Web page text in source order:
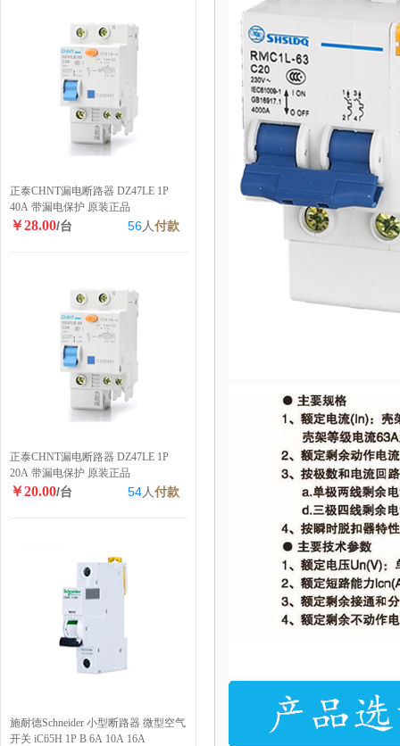
正泰CHNT漏电断路器 DZ47LE 1P
40A 带漏电保护 原装正品
￥28.00/台 56人付款
正泰CHNT漏电断路器 DZ47LE 1P
20A 带漏电保护 原装正品
￥20.00/台 54人付款
施耐德Schneider 小型断路器 微型空气
开关 iC65H 1P B 6A 10A 16A